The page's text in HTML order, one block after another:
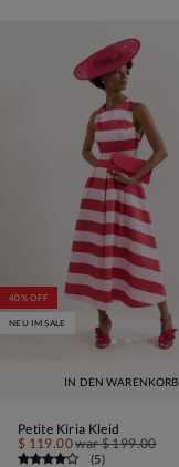
IN DEN WARENKORB
40% OFF
NEU IM SALE
Petite Kiria Kleid
$ 119.00war$ 199.00
(5)